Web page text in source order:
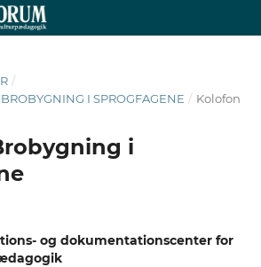
/
I SPROGFAGENE / Kolofon
i
og dokumentationscenter for